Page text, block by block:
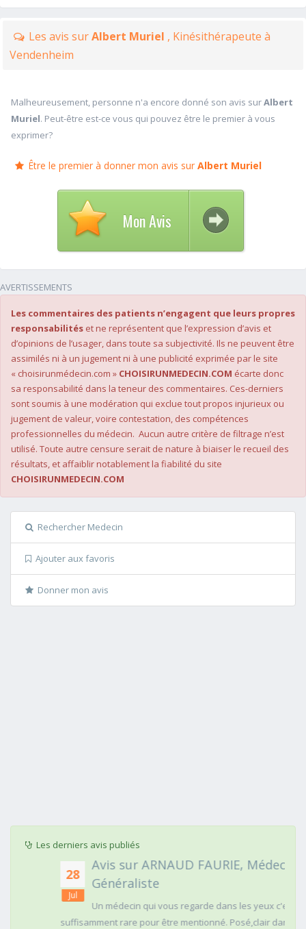
Les avis surAlbert Muriel , Kinésithérapeute à
Vendenheim
Malheureusement, personne n'a encore donné son avis surAlbert
Muriel. Peut-être est-ce vous qui pouvez être le premier à vous
exprimer?
Être le premier à donner mon avis sur Albert Muriel
Mon Avis
AVERTISSEMENTS
Les commentaires des patients n’engagent que leurs propres
responsabilités et ne représentent que l’expression d’avis et
d’opinions de l’usager, dans toute sa subjectivité. Ils ne peuvent être
assimilés ni à un jugement ni à une publicité exprimée par le site
« choisirunmédecin.com » CHOISIRUNMEDECIN.COM écarte donc
sa responsabilité dans la teneur des commentaires. Ces-derniers
sont soumis à une modération qui exclue tout propos injurieux ou
jugement de valeur, voire contestation, des compétences
professionnelles du médecin. Aucun autre critère de filtrage n’est
utilisé. Toute autre censure serait de nature à biaiser le recueil des
résultats, et affaiblir notablement la fiabilité du site
CHOISIRUNMEDECIN.COM
Rechercher Medecin
Ajouter aux favoris
Donner mon avis
Les derniers avis publiés
Avis sur ARNAUD FAURIE, Médecin
Généraliste
Un médecin qui vous regarde dans les yeux c'est
suffisamment rare pour être mentionné. Posé,clair dans